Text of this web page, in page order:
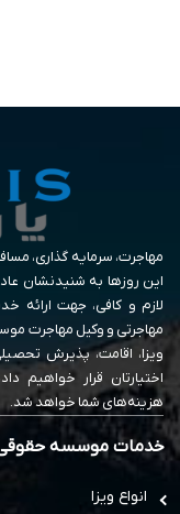
مهاجرت، سرمایه گذاری،
این روزها به شنیدنشان
لازم و کافی، جهت ارائه
مهاجرتی و وکیل مهاجرت
ویزا، اقامت، پذیرش
اختیارتان قرار خواهیم
هزینه‌های شما خواهد شد.
خدمات موسسه
انواع ویزا